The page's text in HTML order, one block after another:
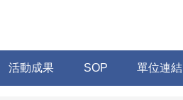
活動成果 SOP 單位連結